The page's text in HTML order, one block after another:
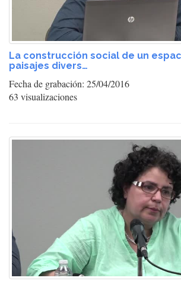
La construcción social de un
paisajes divers…
Fecha de grabación: 25/04/2016
63 visualizaciones